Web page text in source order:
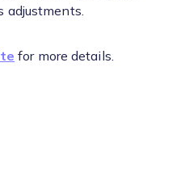
adjustments.
for more details.